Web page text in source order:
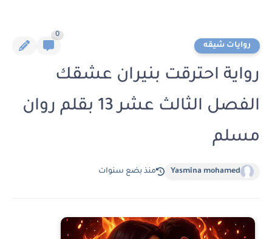
روايات شيقه
0
رواية احترقت بنيران عشقك
الفصل الثالث عشر 13 بقلم روان
مسلم
Yasmina mohamed منذ بضع سنوات